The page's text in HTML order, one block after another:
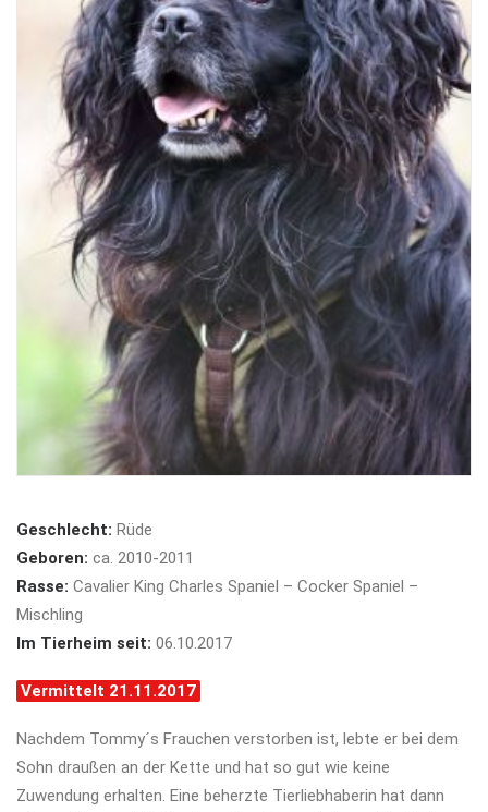
Geschlecht: Rüde
Geboren: ca. 2010-2011
Rasse: Cavalier King Charles Spaniel – Cocker Spaniel –
Mischling
Im Tierheim seit: 06.10.2017
Vermittelt 21.11.2017
Nachdem Tommy´s Frauchen verstorben ist, lebte er bei dem
Sohn draußen an der Kette und hat so gut wie keine
Zuwendung erhalten. Eine beherzte Tierliebhaberin hat dann